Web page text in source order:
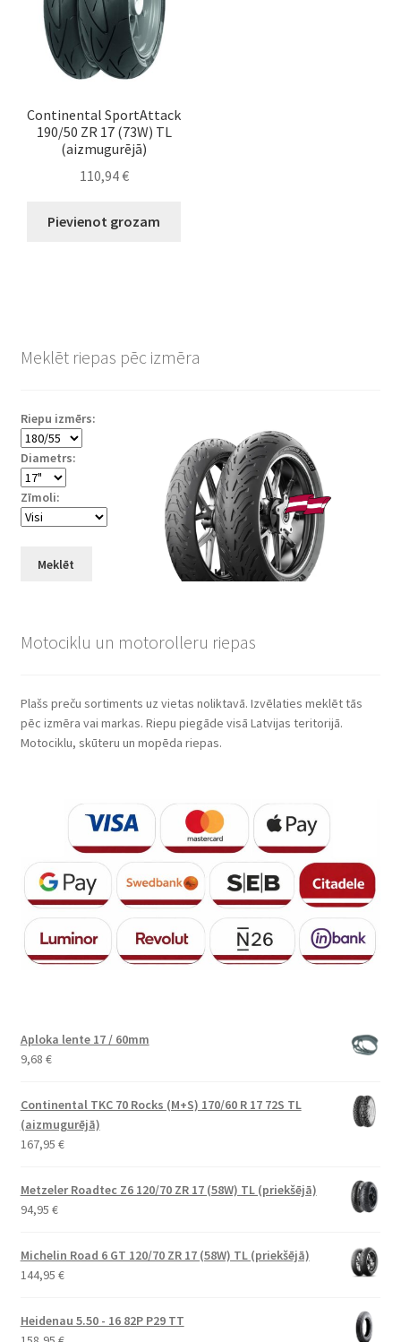
Continental SportAttack
190/50 ZR 17 (73W) TL
(aizmugurējā)
110,94€
Pievienot grozam
Meklēt riepas pēc izmēra
Riepu izmērs:
Diametrs:
Zīmoli:
Meklēt
Motociklu un motorolleru riepas
Plašs preču sortiments uz vietas noliktavā. Izvēlaties meklēt tās
pēc izmēra vai markas. Riepu piegāde visā Latvijas teritorijā.
Motociklu, skūteru un mopēda riepas.
Aploka lente 17 / 60mm
9,68 €
Continental TKC 70 Rocks (M+S) 170/60 R 17 72S TL
(aizmugurējā)
167,95 €
Metzeler Roadtec Z6 120/70 ZR 17 (58W) TL (priekšējā)
94,95 €
Michelin Road 6 GT 120/70 ZR 17 (58W) TL (priekšējā)
144,95 €
Heidenau 5.50 - 16 82P P29 TT